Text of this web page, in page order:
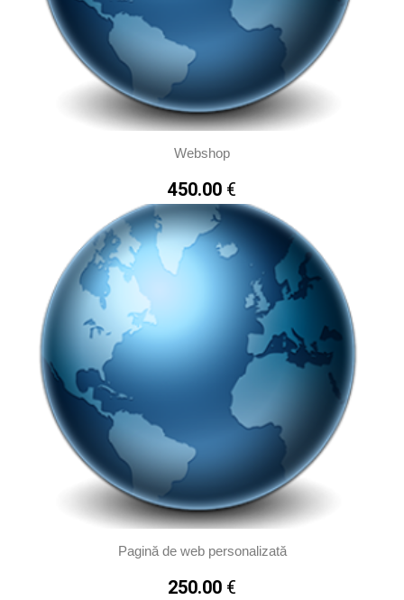
Webshop
450.00 €
Pagină de web personalizată
250.00 €